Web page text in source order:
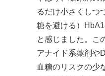
るだけ小さくしつ
糖を避ける）
と感じました。こ
アナイド系薬剤や
血糖のリスクの少